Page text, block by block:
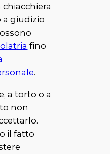
a giudizio
fino
.
a torto o a
non
il fatto